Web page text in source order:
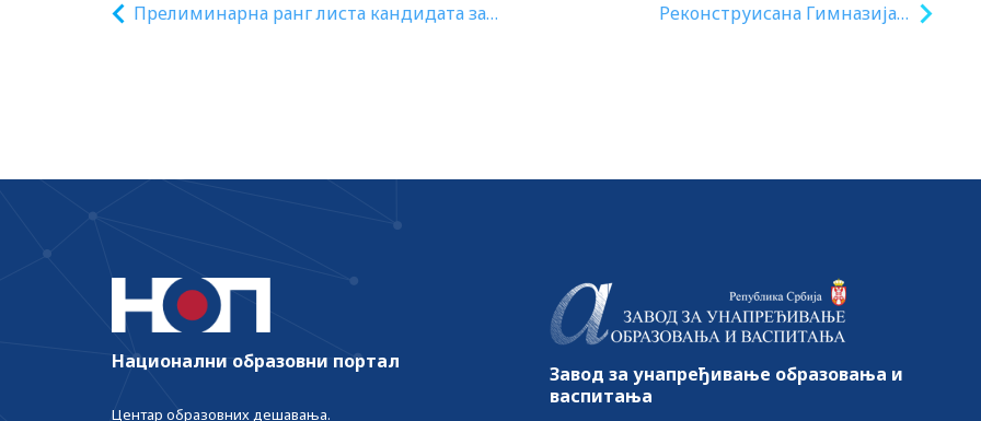
Прелиминарна ранг листа кандидата за
Реконструисана Гимназија у
Национални образовни портал
Центар образовних дешавања.
Завод за унапређивање образовања и
васпитања